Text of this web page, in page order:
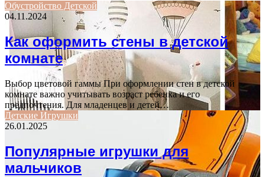
Обустройство Детской
04.11.2024
Как оформить стены в детской
комнате
Выбор цветовой гаммы При оформлении стен в детской
комнате важно учитывать возраст ребенка и его
предпочтения. Для младенцев и детей…
Детские Игрушки
26.01.2025
Популярные игрушки для
мальчиков